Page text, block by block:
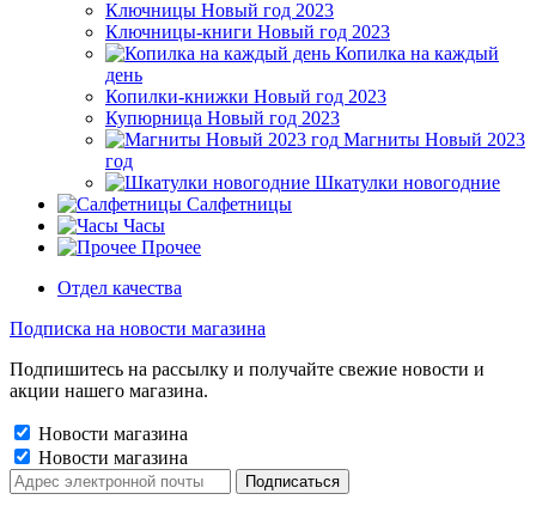
Ключницы Новый год 2023
Ключницы-книги Новый год 2023
Копилка на каждый
день
Копилки-книжки Новый год 2023
Купюрница Новый год 2023
Магниты Новый 2023
год
Шкатулки новогодние
Салфетницы
Часы
Прочее
Отдел качества
Подписка на новости магазина
Подпишитесь на рассылку и получайте свежие новости и
акции нашего магазина.
Новости магазина
Новости магазина